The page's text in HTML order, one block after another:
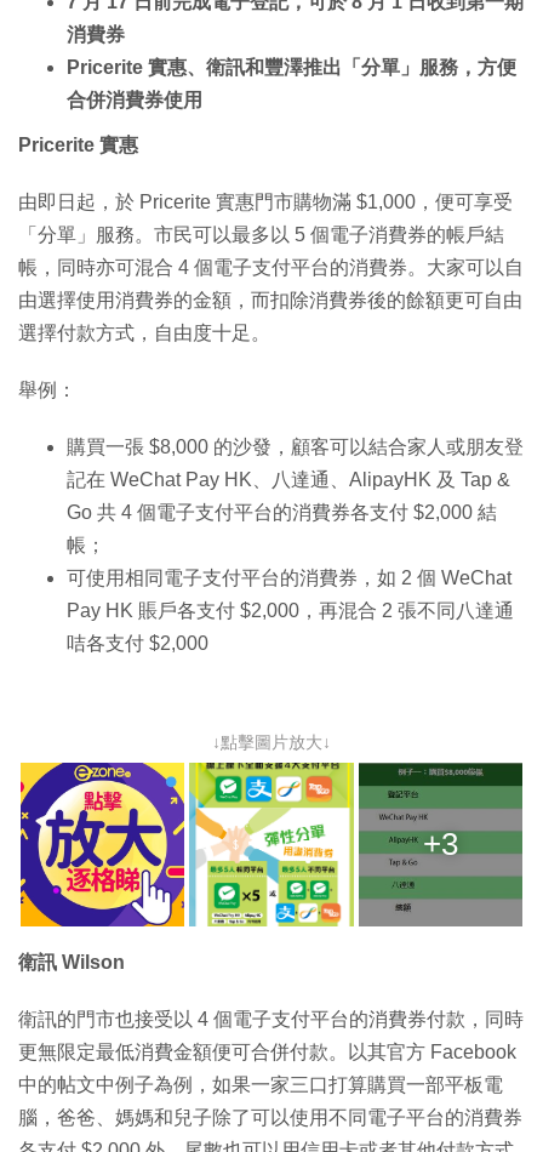
消費券
Pricerite 實惠、衛訊和豐澤推出「分單」服務，方便
合併消費券使用
Pricerite 實惠
由即日起，於 Pricerite 實惠門市購物滿 $1,000，便可享受
「分單」服務。市民可以最多以 5 個電子消費券的帳戶結
帳，同時亦可混合 4 個電子支付平台的消費券。大家可以自
由選擇使用消費券的金額，而扣除消費券後的餘額更可自由
選擇付款方式，自由度十足。
舉例：
購買一張 $8,000 的沙發，顧客可以結合家人或朋友登
記在 WeChat Pay HK、八達通、AlipayHK 及 Tap &
Go 共 4 個電子支付平台的消費券各支付 $2,000 結
帳；
可使用相同電子支付平台的消費券，如 2 個 WeChat
Pay HK 賬戶各支付 $2,000，再混合 2 張不同八達通
咭各支付 $2,000
↓點擊圖片放大↓
+3
衛訊 Wilson
衛訊的門市也接受以 4 個電子支付平台的消費券付款，同時
更無限定最低消費金額便可合併付款。以其官方 Facebook
中的帖文中例子為例，如果一家三口打算購買一部平板電
腦，爸爸、媽媽和兒子除了可以使用不同電子平台的消費券